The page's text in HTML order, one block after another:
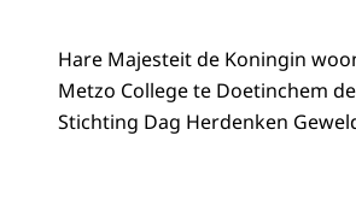
Hare Majesteit de Koningin
Metzo College te Doetinchem
Stichting Dag Herdenken